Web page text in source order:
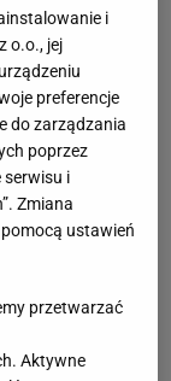
i
o.o., jej
preferencje
do zarządzania
poprzez
serwisu i
Zmiana
ustawień
przetwarzać
Aktywne